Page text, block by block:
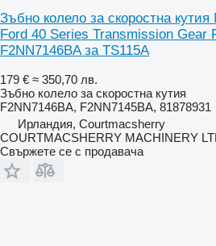
Зъбно колело за скоростна кутия
Ford 40 Series Transmission Gear
F2NN7146BA за TS115A
179 € ≈ 350,70 лв.
Зъбно колело за скоростна кутия
F2NN7146BA, F2NN7145BA, 81878931
Ирландия, Courtmacsherry
COURTMACSHERRY MACHINERY
Свържете се с продавача